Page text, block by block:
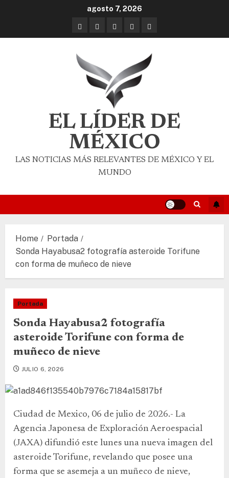
agosto 7, 2026
EL LÍDER DE
MÉXICO
LAS NOTICIAS MÁS RELEVANTES DE MÉXICO Y EL
MUNDO
Home
Portada
Sonda Hayabusa2 fotografía asteroide Torifune
con forma de muñeco de nieve
Portada
Sonda Hayabusa2 fotografía
asteroide Torifune con forma de
muñeco de nieve
JULIO 6, 2026
Ciudad de Mexico, 06 de julio de 2026.- La
Agencia Japonesa de Exploración Aeroespacial
(JAXA) difundió este lunes una nueva imagen del
asteroide Torifune, revelando que posee una
forma que se asemeja a un muñeco de nieve,